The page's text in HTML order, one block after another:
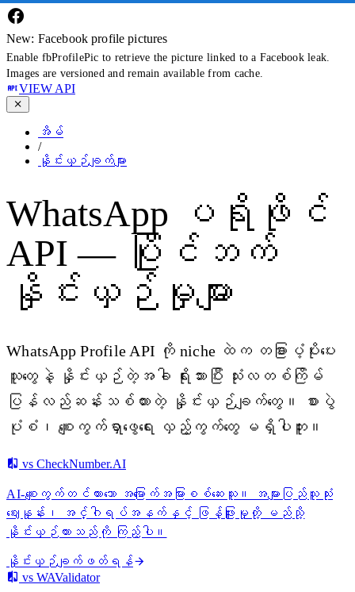
New: Facebook profile pictures
Enable fbProfilePic to retrieve the picture linked to a Facebook leak.
Images are versioned and remain available from cache.
VIEW API
အိမ်
/
နှိုင်းယှဉ်ချက်များ
WhatsApp ပရိုဖိုင်
API — ပြိုင်ဘက်
နှိုင်းယှဉ်မှုများ
WhatsApp Profile API ကို niche ထဲက တခြားပံ့ပိုးပေး
သူတွေနဲ့ နှိုင်းယှဉ်တဲ့အခါ ရိုးသားပြီး သုံးလတစ်ကြိမ်
ပြန်လည်ဆန်းသစ်ထားတဲ့ နှိုင်းယှဉ်ချက်တွေ။ စားပွဲ
ပုံစံ၊ စျေးကွက်ရှာဖွေရေး လှည့်ကွက်တွေ မရှိပါဘူး။
vs CheckNumber.AI
AI-စျေးကွက်တင်ထားသော အမြောက်အမြားစစ်ဆေးသူ။ အများပြည်သူသုံး
ဈေးနှုန်း၊ အင်္ဂါရပ်အနက်နှင့် ဖြန့်ဖြူးမှုတို့ မည်သို့
နှိုင်းယှဉ်ထားသည်ကို ကြည့်ပါ။
နှိုင်းယှဉ်ချက်ဖတ်ရန်
vs WAValidator